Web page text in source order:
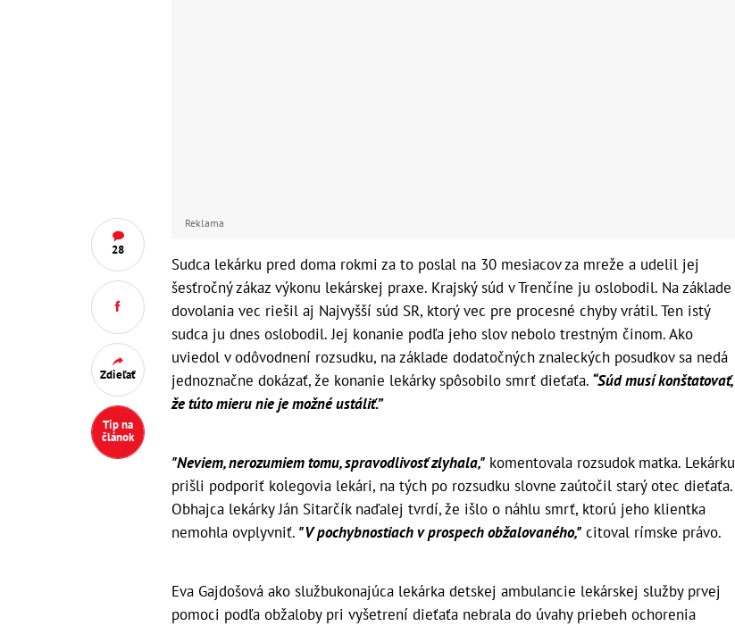
28
Zdieľať
Tip na
článok
Reklama
Sudca lekárku pred doma rokmi za to poslal na 30 mesiacov za mreže a udelil jej
šesťročný zákaz výkonu lekárskej praxe. Krajský súd v Trenčíne ju oslobodil. Na základe
dovolania vec riešil aj Najvyšší súd SR, ktorý vec pre procesné chyby vrátil. Ten istý
sudca ju dnes oslobodil. Jej konanie podľa jeho slov nebolo trestným činom. Ako
uviedol v odôvodnení rozsudku, na základe dodatočných znaleckých posudkov sa nedá
jednoznačne dokázať, že konanie lekárky spôsobilo smrť dieťaťa. “Súd musí konštatovať,
že túto mieru nie je možné ustáliť.”
"Neviem, nerozumiem tomu, spravodlivosť zlyhala," komentovala rozsudok matka. Lekárku
prišli podporiť kolegovia lekári, na tých po rozsudku slovne zaútočil starý otec dieťaťa.
Obhajca lekárky Ján Sitarčík naďalej tvrdí, že išlo o náhlu smrť, ktorú jeho klientka
nemohla ovplyvniť. "V pochybnostiach v prospech obžalovaného," citoval rímske právo.
Eva Gajdošová ako službukonajúca lekárka detskej ambulancie lekárskej služby prvej
pomoci podľa obžaloby pri vyšetrení dieťaťa nebrala do úvahy priebeh ochorenia